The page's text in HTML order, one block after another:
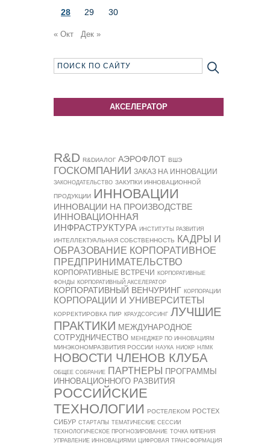
28
29 30
« Окт Дек »
АКСЕЛЕРАТОР
R&D R&DИАЛОГ АЭРОФЛОТ ВШЭ
ГОСКОМПАНИИ ЗАКАЗ НА ИННОВАЦИИ
ЗАКОНОДАТЕЛЬСТВО ЗАКУПКИ ИННОВАЦИОННОЙ
ПРОДУКЦИИ ИННОВАЦИИ
ИННОВАЦИИ НА ПРОИЗВОДСТВЕ
ИННОВАЦИОННАЯ
ИНФРАСТРУКТУРА ИНСТИТУТЫ РАЗВИТИЯ
ИНТЕЛЛЕКТУАЛЬНАЯ СОБСТВЕННОСТЬ КАДРЫ И
ОБРАЗОВАНИЕ КОРПОРАТИВНОЕ
ПРЕДПРИНИМАТЕЛЬСТВО
КОРПОРАТИВНЫЕ ВСТРЕЧИ
КОРПОРАТИВНЫЕ
ФОНДЫ
КОРПОРАТИВНЫЙ АКСЕЛЕРАТОР
КОРПОРАТИВНЫЙ ВЕНЧУРИНГ КОРПОРАЦИИ
КОРПОРАЦИИ И УНИВЕРСИТЕТЫ
КОРРЕКТИРОВКА ПИР КРАУДСОРСИНГ ЛУЧШИЕ
ПРАКТИКИ МЕЖДУНАРОДНОЕ
СОТРУДНИЧЕСТВО МЕНЕДЖЕР ПО ИННОВАЦИЯМ
МИНЭКОНОМРАЗВИТИЯ РОССИИ НАУКА НИОКР НЛМК
НОВОСТИ ЧЛЕНОВ КЛУБА
ОБЩЕЕ СОБРАНИЕ ПАРТНЕРЫ
ПРОГРАММЫ
ИННОВАЦИОННОГО РАЗВИТИЯ
РОССИЙСКИЕ
ТЕХНОЛОГИИ
РОСТЕЛЕКОМ РОСТЕХ
СИБУР СТАРТАПЫ ТЕМАТИЧЕСКИЕ СЕССИИ
ТЕХНОЛОГИЧЕСКОЕ ПРОГНОЗИРОВАНИЕ ТОЧКА КИПЕНИЯ
УПРАВЛЕНИЕ ИННОВАЦИЯМИ ЦИФРОВАЯ ТРАНСФОРМАЦИЯ